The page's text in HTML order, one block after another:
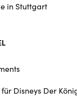
in Stuttgart
Disneys Der